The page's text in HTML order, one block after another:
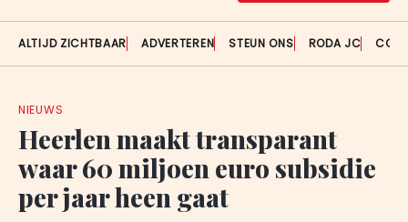
ALTIJD ZICHTBAAR ADVERTEREN STEUN ONS RODA JC
NIEUWS
Heerlen maakt transparant
waar 60 miljoen euro subsidie
per jaar heen gaat